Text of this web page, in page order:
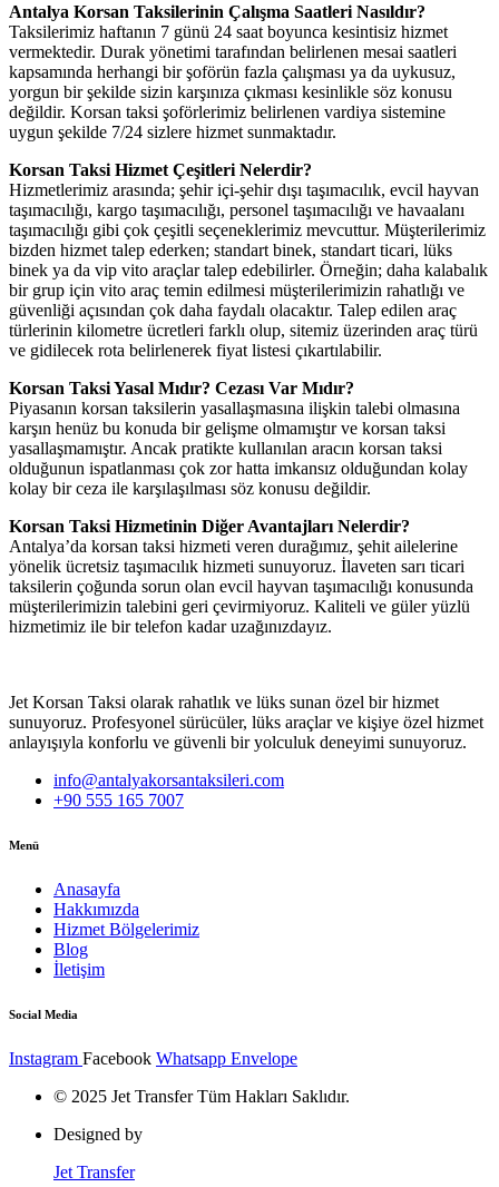
Antalya Korsan Taksilerinin Çalışma Saatleri Nasıldır?
Taksilerimiz haftanın 7 günü 24 saat boyunca kesintisiz hizmet
vermektedir. Durak yönetimi tarafından belirlenen mesai saatleri
kapsamında herhangi bir şoförün fazla çalışması ya da uykusuz,
yorgun bir şekilde sizin karşınıza çıkması kesinlikle söz konusu
değildir. Korsan taksi şoförlerimiz belirlenen vardiya sistemine
uygun şekilde 7/24 sizlere hizmet sunmaktadır.
Korsan Taksi Hizmet Çeşitleri Nelerdir?
Hizmetlerimiz arasında; şehir içi-şehir dışı taşımacılık, evcil hayvan
taşımacılığı, kargo taşımacılığı, personel taşımacılığı ve havaalanı
taşımacılığı gibi çok çeşitli seçeneklerimiz mevcuttur. Müşterilerimiz
bizden hizmet talep ederken; standart binek, standart ticari, lüks
binek ya da vip vito araçlar talep edebilirler. Örneğin; daha kalabalık
bir grup için vito araç temin edilmesi müşterilerimizin rahatlığı ve
güvenliği açısından çok daha faydalı olacaktır. Talep edilen araç
türlerinin kilometre ücretleri farklı olup, sitemiz üzerinden araç türü
ve gidilecek rota belirlenerek fiyat listesi çıkartılabilir.
Korsan Taksi Yasal Mıdır? Cezası Var Mıdır?
Piyasanın korsan taksilerin yasallaşmasına ilişkin talebi olmasına
karşın henüz bu konuda bir gelişme olmamıştır ve korsan taksi
yasallaşmamıştır. Ancak pratikte kullanılan aracın korsan taksi
olduğunun ispatlanması çok zor hatta imkansız olduğundan kolay
kolay bir ceza ile karşılaşılması söz konusu değildir.
Korsan Taksi Hizmetinin Diğer Avantajları Nelerdir?
Antalya’da korsan taksi hizmeti veren durağımız, şehit ailelerine
yönelik ücretsiz taşımacılık hizmeti sunuyoruz. İlaveten sarı ticari
taksilerin çoğunda sorun olan evcil hayvan taşımacılığı konusunda
müşterilerimizin talebini geri çevirmiyoruz. Kaliteli ve güler yüzlü
hizmetimiz ile bir telefon kadar uzağınızdayız.
Jet Korsan Taksi olarak rahatlık ve lüks sunan özel bir hizmet
sunuyoruz. Profesyonel sürücüler, lüks araçlar ve kişiye özel hizmet
anlayışıyla konforlu ve güvenli bir yolculuk deneyimi sunuyoruz.
info@antalyakorsantaksileri.com
+90 555 165 7007
Menü
Anasayfa
Hakkımızda
Hizmet Bölgelerimiz
Blog
İletişim
Social Media
Instagram Facebook Whatsapp Envelope
© 2025 Jet Transfer Tüm Hakları Saklıdır.
Designed by
Jet Transfer